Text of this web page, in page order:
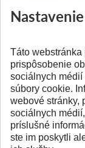
Publikované
Táto
prispôsobenie
sociálnych
súbory cookie.
webové stránky,
sociálnych
príslušné
ste im poskytli